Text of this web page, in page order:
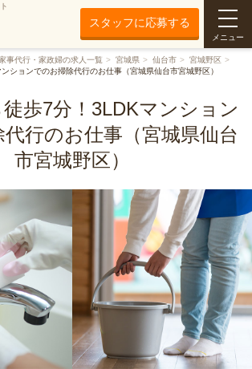
スタッフに応募する
メニュー
事代行・家政婦の求人一覧 宮城県 仙台市
宮城野区
ションでのお掃除代行のお仕事（宮城県仙台市宮城野区）
歩7分！3LDKマンション
行のお仕事（宮城県仙台
市宮城野区）